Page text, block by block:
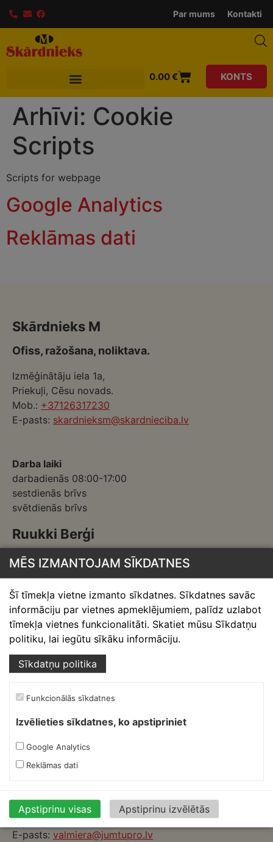
Par mums Kontakti
0.00€ KONTS
Arhīvi: Cookie
Scripts
Scripts for webpage
Google Analytics
Reklāmas dati
Skārdnieks M
Ofiss, ražošana, noliktava.
Izmēģinātāju iela 1a,
Priekuļi, Cēsu novads.
Mob.: +37126317230
E-pasts: skardnieksm@skardnieciba.lv
Darba laiki
darbadienās 08:00-17:00
sestdienās brīvs
svētdienās brīvs
Ruukki Berģi
Ofiss, noliktava.
Garkalnes pag., Ropažu novads
Mob.:+37127665555
E-pasts:info@skardnieciba.lv
Darba laiki
sestdienās brīvs
svētdienās brīvs
Valmieras Ruukki Express
Ofiss, noliktava.
Valmiera
Mob.:+37124665555
E-pasts: valmiera@jumtupro.lv
MĒS IZMANTOJAM SĪKDATNES
Šī tīmekļa vietne izmanto sīkdatnes. Sīkdatnes savāc
informāciju par vietnes apmeklējumiem, palīdz uzlabot
tīmekļa vietnes funkcionalitāti. Skatiet mūsu Sīkdatņu
politiku, lai iegūtu sīkāku informāciju.
Sīkdatņu politika
Funkcionālās sīkdatnes
Izvēlieties sīkdatnes, ko apstipriniet
Google Analytics
Reklāmas dati
Apstiprinu visas Apstiprinu izvēlētās